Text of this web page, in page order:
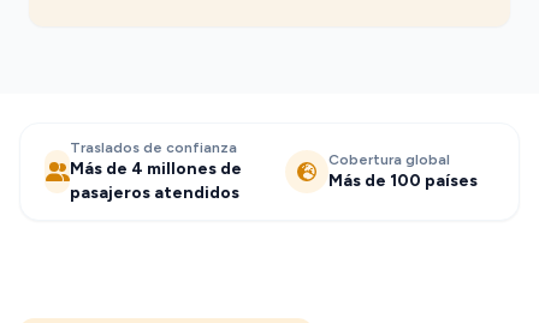
Traslados de confianza
Más de 4 millones de
pasajeros atendidos
Cobertura global
Más de 100 países